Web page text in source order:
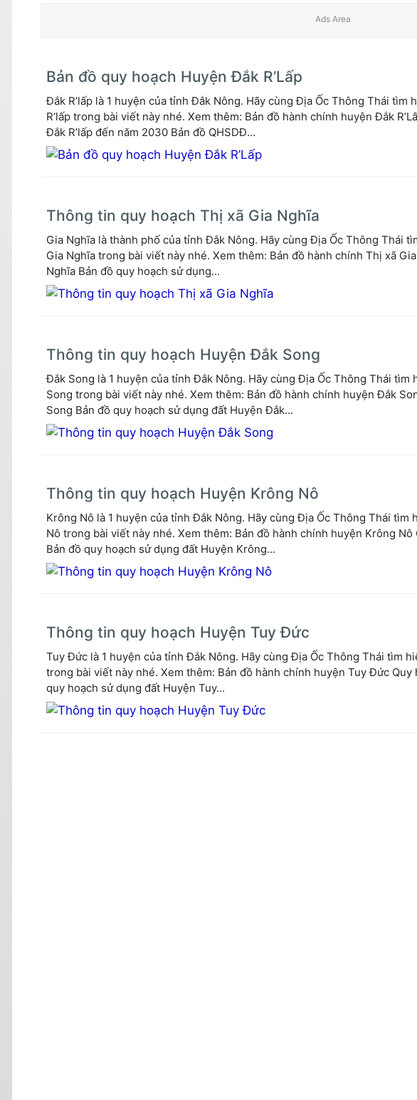
Bản đồ quy hoạch Huyện Đắk R’Lấp
Đắk R’lấp là 1 huyện của tỉnh Đắk Nông. Hãy cùng Địa Ốc Thông Thái
R’lấp trong bài viết này nhé. Xem thêm: Bản đồ hành chính huyện Đắk
Đắk R’lấp đến năm 2030 Bản đồ QHSDĐ...
Thông tin quy hoạch Thị xã Gia Nghĩa
Gia Nghĩa là thành phố của tỉnh Đắk Nông. Hãy cùng Địa Ốc Thông Thái
Gia Nghĩa trong bài viết này nhé. Xem thêm: Bản đồ hành chính Thị xã
Nghĩa Bản đồ quy hoạch sử dụng...
Thông tin quy hoạch Huyện Đắk Song
Đắk Song là 1 huyện của tỉnh Đắk Nông. Hãy cùng Địa Ốc Thông Thái
Song trong bài viết này nhé. Xem thêm: Bản đồ hành chính huyện Đắk
Song Bản đồ quy hoạch sử dụng đất Huyện Đắk...
Thông tin quy hoạch Huyện Krông Nô
Krông Nô là 1 huyện của tỉnh Đắk Nông. Hãy cùng Địa Ốc Thông Thái
Nô trong bài viết này nhé. Xem thêm: Bản đồ hành chính huyện Krông
Bản đồ quy hoạch sử dụng đất Huyện Krông...
Thông tin quy hoạch Huyện Tuy Đức
Tuy Đức là 1 huyện của tỉnh Đắk Nông. Hãy cùng Địa Ốc Thông Thái tìm
trong bài viết này nhé. Xem thêm: Bản đồ hành chính huyện Tuy Đức
quy hoạch sử dụng đất Huyện Tuy...